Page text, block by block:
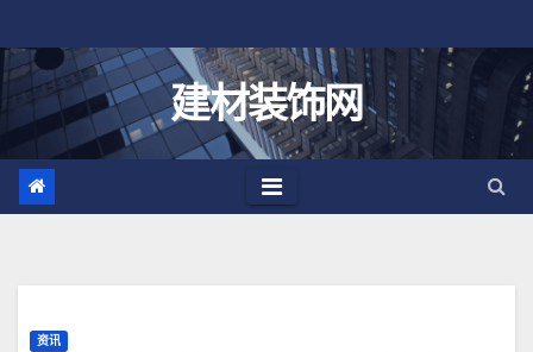
至
建材装饰网
资讯